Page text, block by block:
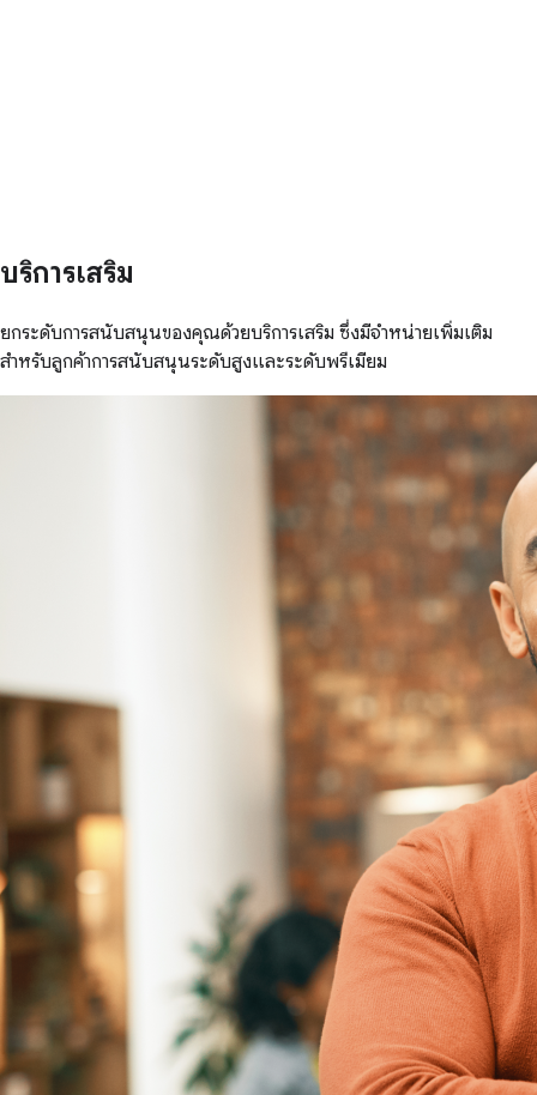
บริการเสริม
ยกระดับการสนับสนุนของคุณด้วยบริการเสริม ซึ่งมีจำหน่ายเพิ่มเติม
สำหรับลูกค้าการสนับสนุนระดับสูงและระดับพรีเมียม